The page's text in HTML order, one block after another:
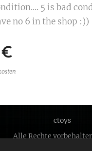
5 is bad
no 6 in the shop :))
€
ctoys
Alle Rechte